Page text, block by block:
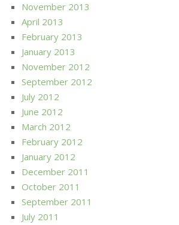
November 2013
April 2013
February 2013
January 2013
November 2012
September 2012
July 2012
June 2012
March 2012
February 2012
January 2012
December 2011
October 2011
September 2011
July 2011